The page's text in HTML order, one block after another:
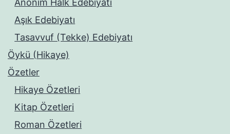
Anonim Halk Edebiyatı
Aşık Edebiyatı
Tasavvuf (Tekke) Edebiyatı
Öykü (Hikaye)
Özetler
Hikaye Özetleri
Kitap Özetleri
Roman Özetleri